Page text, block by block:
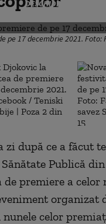
17 decembrie 2021. Foto:
DESCHIDE GALERIA FOTO
zi după ce a făcut
Publică
premiere a
organizat
celor